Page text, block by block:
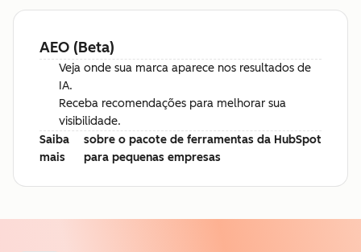
AEO (Beta)
Veja onde sua marca aparece nos resultados de
IA.
Receba recomendações para melhorar sua
visibilidade.
Saiba
mais
sobre o pacote de ferramentas da HubSpot
para pequenas empresas